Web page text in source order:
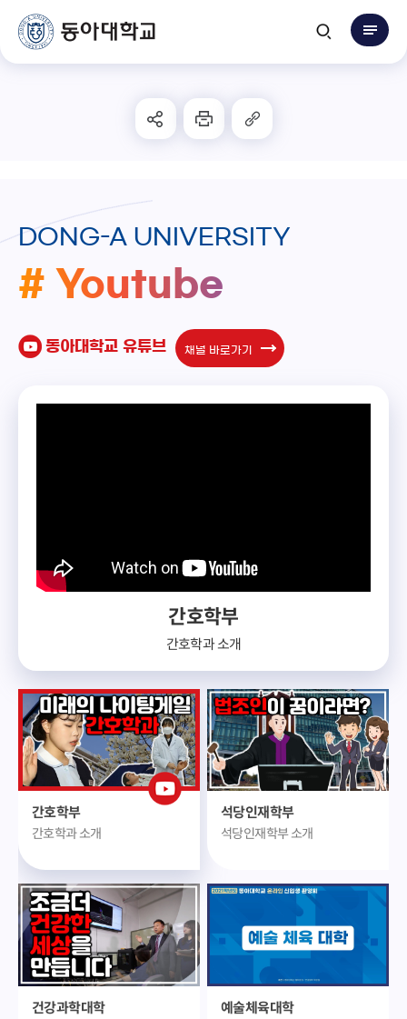
DONG-A UNIVERSITY
# Youtube
동아대학교 유튜브 채널 바로가기
간호학부
간호학과 소개
간호학부
간호학과 소개
석당인재학부
석당인재학부 소개
건강과학대학 예술체육대학